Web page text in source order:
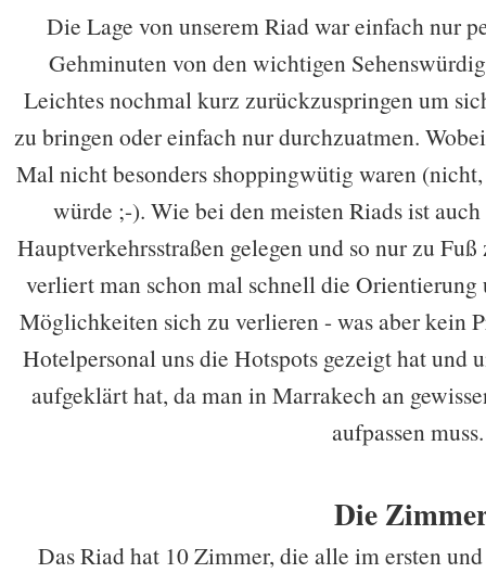
Die Lage von unserem Riad war einfach nur
Gehminuten von den wichtigen
Leichtes nochmal kurz zurückzuspringen um
zu bringen oder einfach nur durchzuatmen.
Mal nicht besonders shoppingwütig waren
würde ;-). Wie bei den meisten Riads ist
Hauptverkehrsstraßen gelegen und so nur zu
verliert man schon mal schnell die Orientierung
Möglichkeiten sich zu verlieren - was aber kein
Hotelpersonal uns die Hotspots gezeigt hat und
aufgeklärt hat, da man in Marrakech an
aufpassen
Die
Das Riad hat 10 Zimmer, die alle im ersten